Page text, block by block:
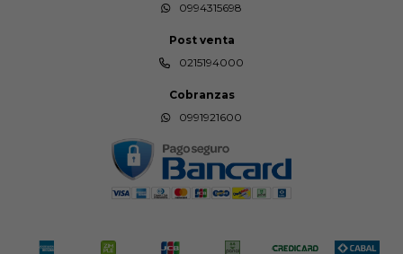
0994315698
Post venta
0215194000
Cobranzas
0991921600